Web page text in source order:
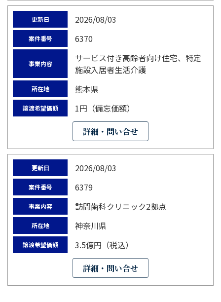
更新日 2026/08/03
案件番号 6370
事業内容
サービス付き高齢者向け住宅、特定
施設入居者生活介護
所在地 熊本県
譲渡希望価額 1円（備忘価額）
詳細・問い合せ
更新日 2026/08/03
案件番号 6379
事業内容 訪問歯科クリニック2拠点
所在地 神奈川県
譲渡希望価額 3.5億円（税込）
詳細・問い合せ